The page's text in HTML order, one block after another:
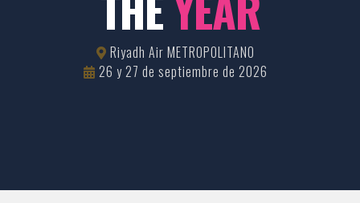
Riyadh Air METROPOLITANO
26 y 27 de septiembre de 2026